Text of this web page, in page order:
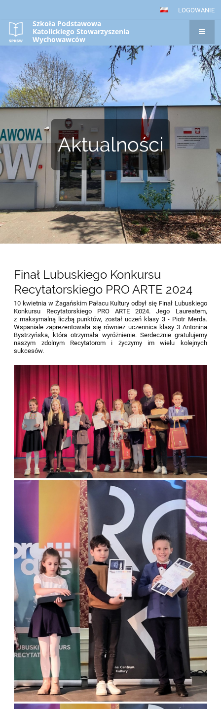
LOGOWANIE
Szkoła Podstawowa
Katolickiego Stowarzyszenia
Wychowawców
w Gorzowie Wielkopolskim
Aktualności
Finał Lubuskiego Konkursu
Recytatorskiego PRO ARTE 2024
10 kwietnia w Żagańskim Pałacu Kultury odbył się Finał Lubuskiego
Konkursu Recytatorskiego PRO ARTE 2024. Jego Laureatem,
z maksymalną liczbą punktów, został uczeń klasy 3 - Piotr Merda.
Wspaniale zaprezentowała się również uczennica klasy 3 Antonina
Bystrzyńska, która otrzymała wyróżnienie. Serdecznie gratulujemy
naszym zdolnym Recytatorom i życzymy im wielu kolejnych
sukcesów.